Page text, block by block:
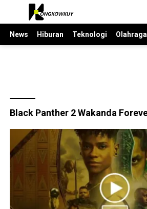
Langsung
News
Hiburan Teknologi Olahraga
Black Panther 2 Wakanda